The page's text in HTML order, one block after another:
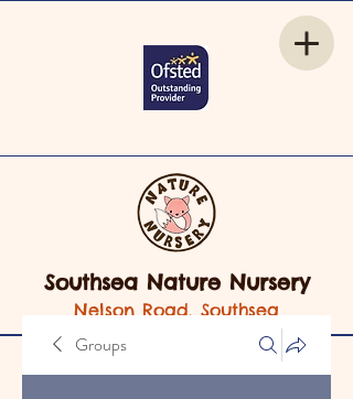
Southsea Nature Nursery
Nelson Road, Southsea
Groups